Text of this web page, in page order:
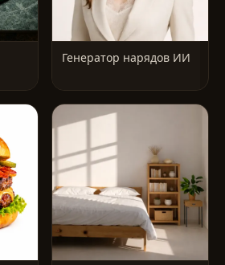
Генератор нарядов ИИ